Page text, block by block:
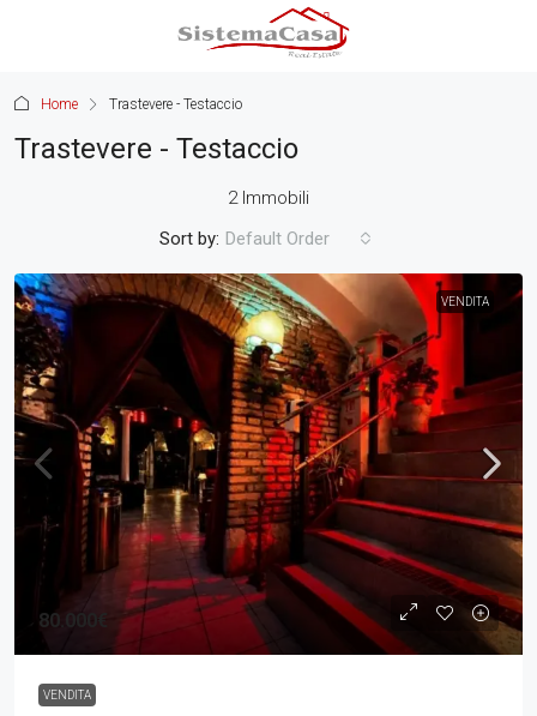
Home Trastevere - Testaccio
Trastevere - Testaccio
2 Immobili
Sort by: Default Order
VENDITA
80.000€
VENDITA